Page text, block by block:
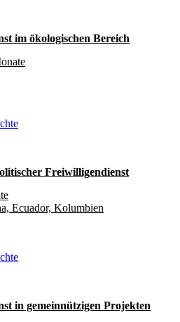
im ökologischen Bereich
Freiwilligendienst
Ecuador, Kolumbien
in gemeinnützigen Projekten